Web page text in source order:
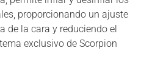
proporcionando un ajuste
de la cara y reduciendo el
exclusivo de Scorpion